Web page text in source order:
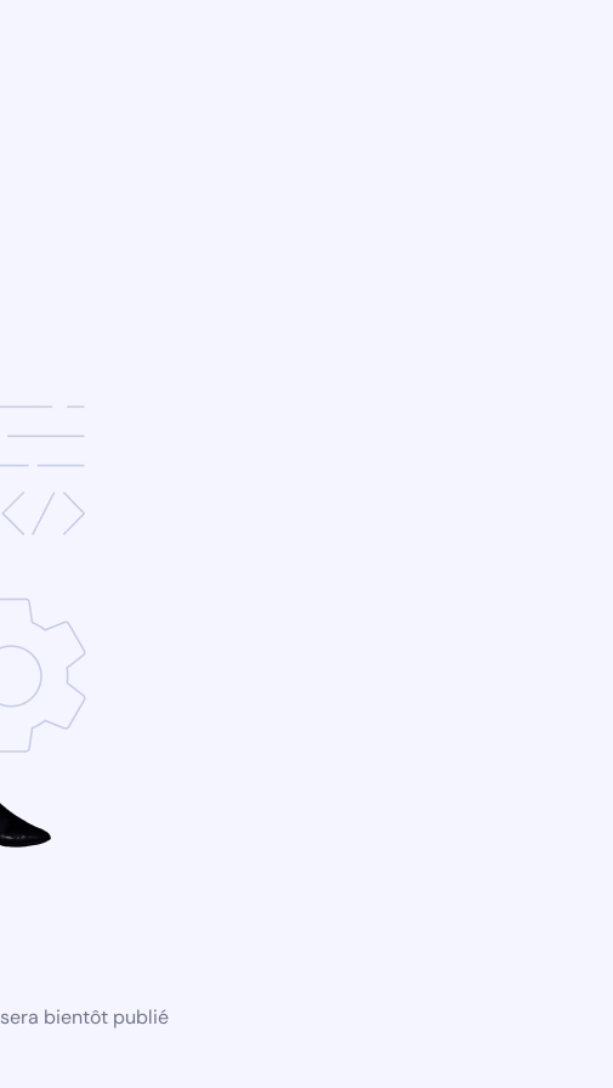
bientôt publié